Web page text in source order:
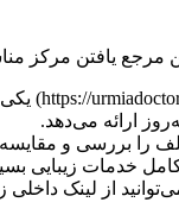
مرجع یافتن مرکز
ارائه می‌دهد.
را بررسی و مقایسه
خدمات زیبایی
از لینک داخلی